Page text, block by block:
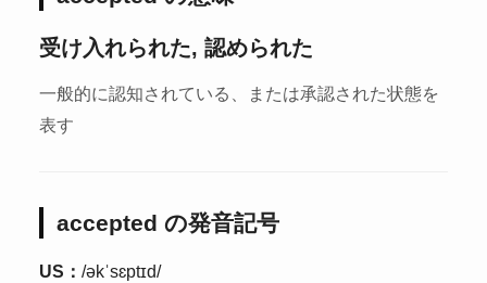
受け入れられた, 認められた
一般的に認知されている、または承認された状態を
表す
accepted の発音記号
US： /əkˈsɛptɪd/